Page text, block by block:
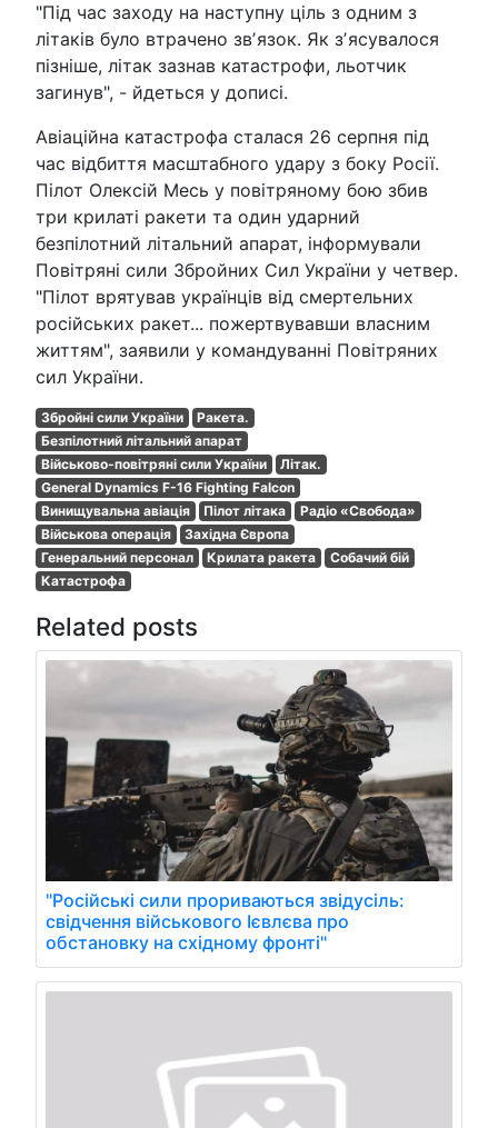
"Під час заходу на наступну ціль з одним з
літаків було втрачено звʼязок. Як зʼясувалося
пізніше, літак зазнав катастрофи, льотчик
загинув", - йдеться у дописі.
Авіаційна катастрофа сталася 26 серпня під
час відбиття масштабного удару з боку Росії.
Пілот Олексій Месь у повітряному бою збив
три крилаті ракети та один ударний
безпілотний літальний апарат, інформували
Повітряні сили Збройних Сил України у четвер.
"Пілот врятував українців від смертельних
російських ракет... пожертвувавши власним
життям", заявили у командуванні Повітряних
сил України.
Збройні сили України
Ракета.
Безпілотний літальний апарат
Військово-повітряні сили України
Літак.
General Dynamics F-16 Fighting Falcon
Винищувальна авіація
Пілот літака
Радіо «Свобода»
Військова операція
Західна Європа
Генеральний персонал
Крилата ракета
Собачий бій
Катастрофа
Related posts
"Російські сили прориваються звідусіль:
свідчення військового Ієвлєва про
обстановку на східному фронті"